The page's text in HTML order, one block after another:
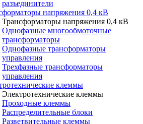
разъединители
напряжения 0,4 кВ
Трансформаторы напряжения 0,4 кВ
Однофазные многообмоточные
трансформаторы
Однофазные трансформаторы
управления
Трехфазные трансформаторы
управления
клеммы
Электротехнические клеммы
Проходные клеммы
Распределительные блоки
Разветвительные клеммы